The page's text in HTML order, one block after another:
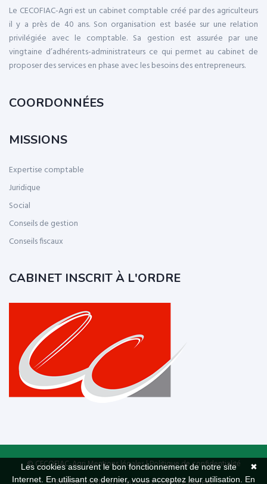
Le CECOFIAC-Agri est un cabinet comptable créé par des agriculteurs
il y a près de 40 ans. Son organisation est basée sur une relation
privilégiée avec le comptable. Sa gestion est assurée par une
vingtaine d’adhérents-administrateurs ce qui permet au cabinet de
proposer des services en phase avec les besoins des entrepreneurs.
COORDONNÉES
MISSIONS
Expertise comptable
Juridique
Social
Conseils de gestion
Conseils fiscaux
CABINET INSCRIT À L'ORDRE
© CECOFIAC-AgriMentions légales|Politique de confidentialité ✖
Les cookies assurent le bon fonctionnement de notre site
Internet. En utilisant ce dernier, vous acceptez leur utilisation. En